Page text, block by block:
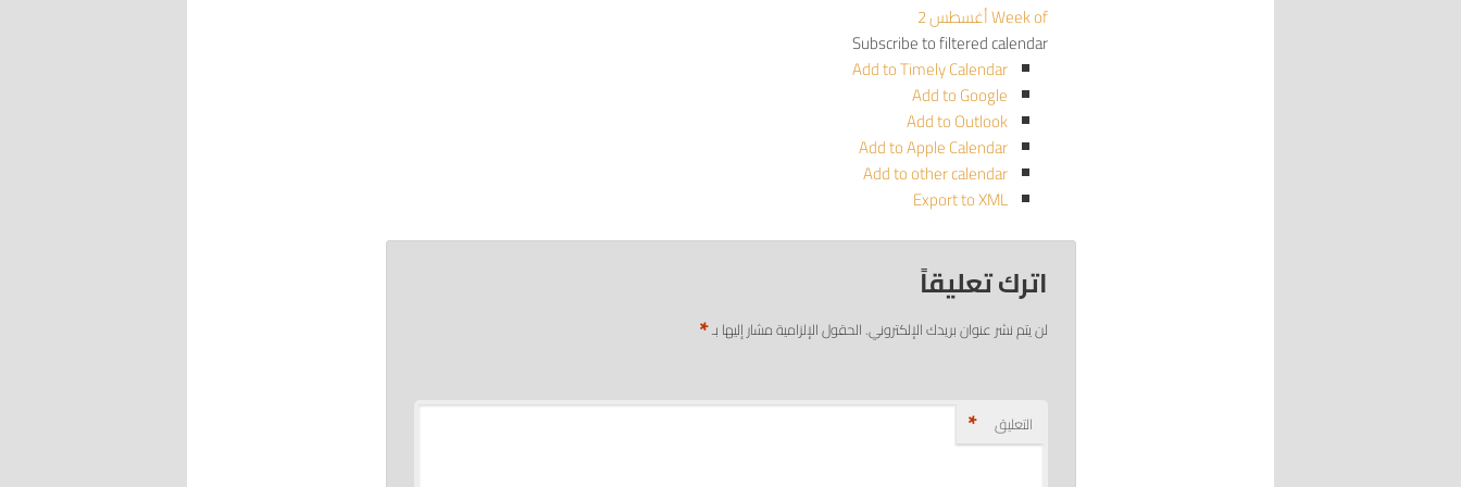
Week of أغسطس 2
Subscribe to filtered calendar
Add to Timely Calendar
Add to Google
Add to Outlook
Add to Apple Calendar
Add to other calendar
Export to XML
اترك تعليقاً
لن يتم نشر عنوان بريدك الإلكتروني. الحقول الإلزامية مشار إليها بـ*
التعليق *